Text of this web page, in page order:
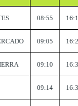
08:55
09:05
09:10
09:14